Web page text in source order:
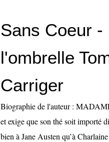
Sans Coeur
l'ombrelle
Carriger
Biographie de l'auteur :
et exige que son thé soit importé
bien à Jane Austen qu’à